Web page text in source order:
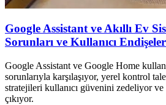
Google Assistant ve Akıllı Ev
Sorunları ve Kullanıcı
Google Assistant ve Google Home
sorunlarıyla karşılaşıyor, yerel kontrol
stratejileri kullanıcı güvenini zedeliyor
çıkıyor.